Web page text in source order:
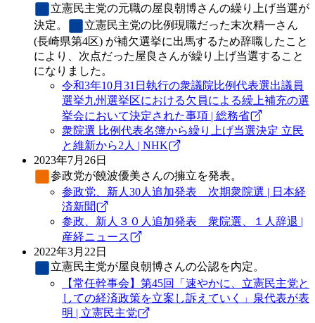
立憲民主党の元職の屋良朝博さんの繰り上げ当選が
決定。
立憲民主党の比例現職だった末次精一さん
(長崎県第4区) が補欠選挙に出馬するため辞職したこと
により、次点だった屋良さんが繰り上げ当選すること
になりました。
令和3年10月31日執行の衆議院比例代表選出議員
選挙九州選挙区における欠員による繰上補充の選
挙会において決定された事項 | 総務省
衆院選 比例代表名簿から繰り上げ当選決定 立民
と維新から2人 | NHK
2023年7月26日
参政党が饒波優美さんの擁立を発表。
参政党、新人30人追加発表 次期衆院選 | 日本経
済新聞
参政、新人３０人追加発表 衆院選、１人辞退 |
産経ニュース
2022年3月22日
立憲民主党が屋良朝博さんの公認を内定。
【常任幹事会】第45回「速やかに、立憲民主党と
しての経済政策を立案し訴えていく」泉代表が表
明 | 立憲民主党